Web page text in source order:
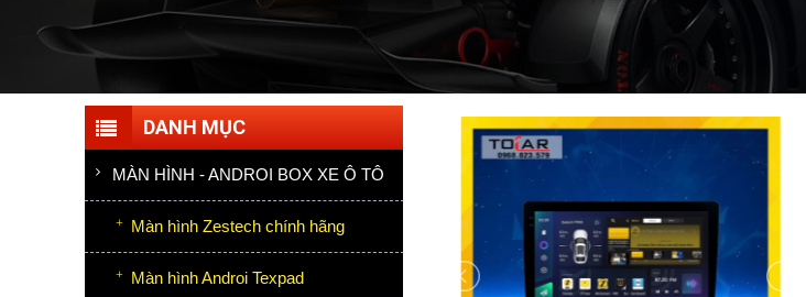
DANH MỤC
MÀN HÌNH - ANDROI BOX XE Ô TÔ
Màn hình Zestech chính hãng
Màn hình Androi Texpad